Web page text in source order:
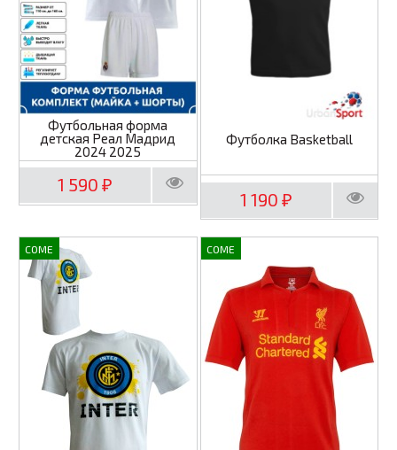
Футбольная форма
детская Реал Мадрид
2024 2025
1 590 ₽
Футболка Basketball
1 190 ₽
COME COME